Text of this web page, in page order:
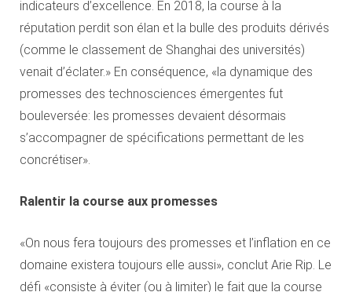
indicateurs d’excellence. En 2018, la course à la
réputation perdit son élan et la bulle des produits dérivés
(comme le classement de Shanghai des universités)
venait d’éclater.» En conséquence, «la dynamique des
promesses des technosciences émergentes fut
bouleversée: les promesses devaient désormais
s’accompagner de spécifications permettant de les
concrétiser».
Ralentir la course aux promesses
«On nous fera toujours des promesses et l’inflation en ce
domaine existera toujours elle aussi», conclut Arie Rip. Le
défi «consiste à éviter (ou à limiter) le fait que la course